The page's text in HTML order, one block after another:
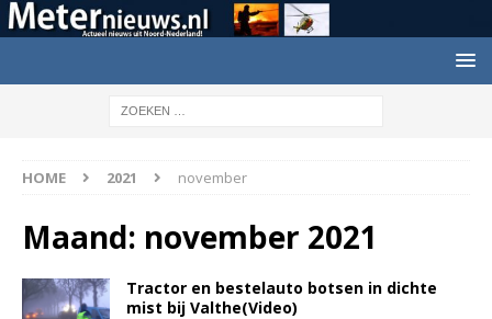
HOME 2021 november
Maand: november 2021
Tractor en bestelauto botsen in dichte
mist bij Valthe(Video)